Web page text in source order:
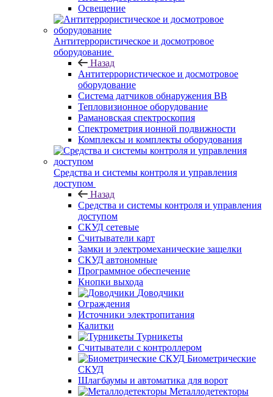
Освещение
Антитеррористическое и досмотровое
оборудование
Назад
Антитеррористическое и досмотровое
оборудование
Cистема датчиков обнаружения ВВ
Тепловизионное оборудование
Рамановская спектроскопия
Спектрометрия ионной подвижности
Комплексы и комплекты оборудования
Средства и системы контроля и управления
доступом
Назад
Средства и системы контроля и управления
доступом
СКУД сетевые
Считыватели карт
Замки и электромеханические защелки
СКУД автономные
Программное обеспечение
Кнопки выхода
Доводчики
Ограждения
Источники электропитания
Калитки
Турникеты
Считыватели с контроллером
Биометрические
СКУД
Шлагбаумы и автоматика для ворот
Металлодетекторы